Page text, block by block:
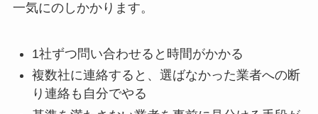
一気にのしかかります。
1社ずつ問い合わせると時間がかかる
複数社に連絡すると、選ばなかった業者への断
り連絡も自分でやる